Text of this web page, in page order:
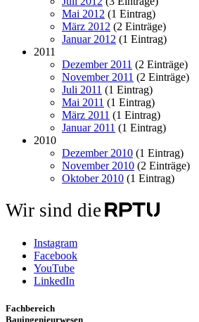
Mai 2012 (1 Eintrag)
März 2012 (2 Einträge)
Januar 2012 (1 Eintrag)
2011
Dezember 2011 (2 Einträge)
November 2011 (2 Einträge)
Juli 2011 (1 Eintrag)
Mai 2011 (1 Eintrag)
März 2011 (1 Eintrag)
Januar 2011 (1 Eintrag)
2010
Dezember 2010 (1 Eintrag)
November 2010 (2 Einträge)
Oktober 2010 (1 Eintrag)
Wir sind die
Instagram
Facebook
YouTube
LinkedIn
Fachbereich
Bauingenieurwesen